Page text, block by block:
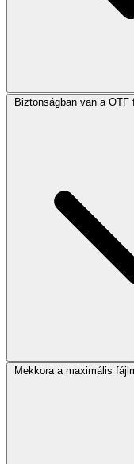
Biztonságban van a
Mekkora a maximális